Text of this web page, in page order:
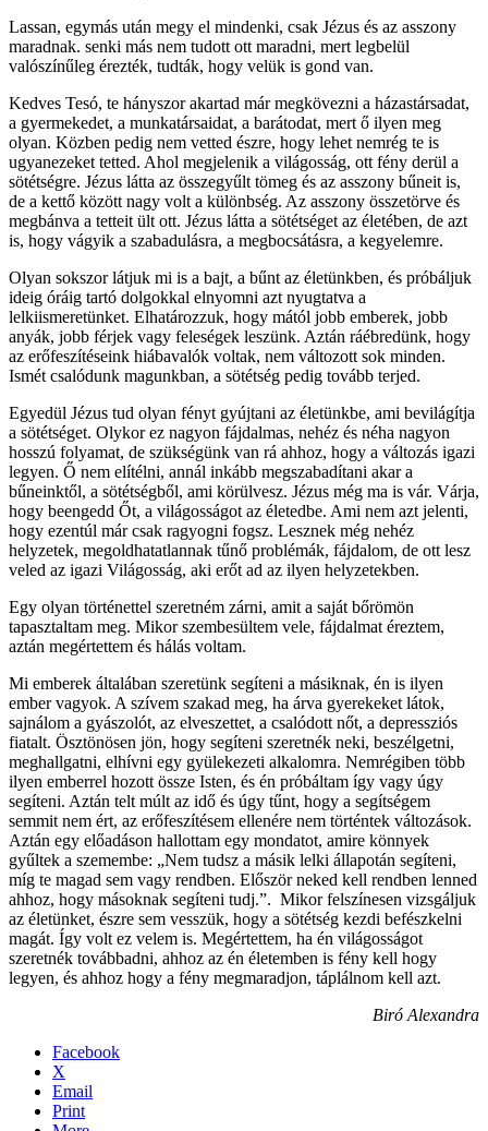
Lassan, egymás után megy el mindenki, csak Jézus és az asszony
maradnak. senki más nem tudott ott maradni, mert legbelül
valószínűleg érezték, tudták, hogy velük is gond van.
Kedves Tesó, te hányszor akartad már megkövezni a házastársadat,
a gyermekedet, a munkatársaidat, a barátodat, mert ő ilyen meg
olyan. Közben pedig nem vetted észre, hogy lehet nemrég te is
ugyanezeket tetted. Ahol megjelenik a világosság, ott fény derül a
sötétségre. Jézus látta az összegyűlt tömeg és az asszony bűneit is,
de a kettő között nagy volt a különbség. Az asszony összetörve és
megbánva a tetteit ült ott. Jézus látta a sötétséget az életében, de azt
is, hogy vágyik a szabadulásra, a megbocsátásra, a kegyelemre.
Olyan sokszor látjuk mi is a bajt, a bűnt az életünkben, és próbáljuk
ideig óráig tartó dolgokkal elnyomni azt nyugtatva a
lelkiismeretünket. Elhatározzuk, hogy mától jobb emberek, jobb
anyák, jobb férjek vagy feleségek leszünk. Aztán ráébredünk, hogy
az erőfeszítéseink hiábavalók voltak, nem változott sok minden.
Ismét csalódunk magunkban, a sötétség pedig tovább terjed.
Egyedül Jézus tud olyan fényt gyújtani az életünkbe, ami bevilágítja
a sötétséget. Olykor ez nagyon fájdalmas, nehéz és néha nagyon
hosszú folyamat, de szükségünk van rá ahhoz, hogy a változás igazi
legyen. Ő nem elítélni, annál inkább megszabadítani akar a
bűneinktől, a sötétségből, ami körülvesz. Jézus még ma is vár. Várja,
hogy beengedd Őt, a világosságot az életedbe. Ami nem azt jelenti,
hogy ezentúl már csak ragyogni fogsz. Lesznek még nehéz
helyzetek, megoldhatatlannak tűnő problémák, fájdalom, de ott lesz
veled az igazi Világosság, aki erőt ad az ilyen helyzetekben.
Egy olyan történettel szeretném zárni, amit a saját bőrömön
tapasztaltam meg. Mikor szembesültem vele, fájdalmat éreztem,
aztán megértettem és hálás voltam.
Mi emberek általában szeretünk segíteni a másiknak, én is ilyen
ember vagyok. A szívem szakad meg, ha árva gyerekeket látok,
sajnálom a gyászolót, az elveszettet, a csalódott nőt, a depressziós
fiatalt. Ösztönösen jön, hogy segíteni szeretnék neki, beszélgetni,
meghallgatni, elhívni egy gyülekezeti alkalomra. Nemrégiben több
ilyen emberrel hozott össze Isten, és én próbáltam így vagy úgy
segíteni. Aztán telt múlt az idő és úgy tűnt, hogy a segítségem
semmit nem ért, az erőfeszítésem ellenére nem történtek változások.
Aztán egy előadáson hallottam egy mondatot, amire könnyek
gyűltek a szemembe: „Nem tudsz a másik lelki állapotán segíteni,
míg te magad sem vagy rendben. Először neked kell rendben lenned
ahhoz, hogy másoknak segíteni tudj.”. Mikor felszínesen vizsgáljuk
az életünket, észre sem vesszük, hogy a sötétség kezdi befészkelni
magát. Így volt ez velem is. Megértettem, ha én világosságot
szeretnék továbbadni, ahhoz az én életemben is fény kell hogy
legyen, és ahhoz hogy a fény megmaradjon, táplálnom kell azt.
Biró Alexandra
Facebook
X
Email
Print